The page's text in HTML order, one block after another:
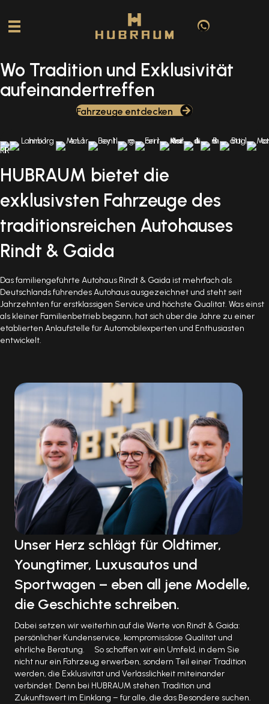
Wo Tradition und Exklusivität
aufeinandertreffen
Fahrzeuge entdecken
HUBRAUM bietet die
exklusivsten Fahrzeuge des
traditionsreichen Autohauses
Rindt & Gaida
Das familiengeführte Autohaus Rindt & Gaida ist mehrfach als
Deutschlands führendes Autohaus ausgezeichnet und steht seit
Jahrzehnten für erstklassigen Service und höchste Qualität. Was einst
als kleiner Familienbetrieb begann, hat sich über die Jahre zu einer
etablierten Anlaufstelle für Automobilexperten und Enthusiasten
entwickelt.
Unser Herz schlägt für Oldtimer,
Youngtimer, Luxusautos und
Sportwagen – eben all jene Modelle,
die Geschichte schreiben.
Dabei setzen wir weiterhin auf die Werte von Rindt & Gaida:
persönlicher Kundenservice, kompromisslose Qualität und
ehrliche Beratung. So schaffen wir ein Umfeld, in dem Sie
nicht nur ein Fahrzeug erwerben, sondern Teil einer Tradition
werden, die Exklusivität und Verlässlichkeit miteinander
verbindet. Denn bei HUBRAUM stehen Tradition und
Zukunftswert im Einklang – für alle, die das Besondere suchen.